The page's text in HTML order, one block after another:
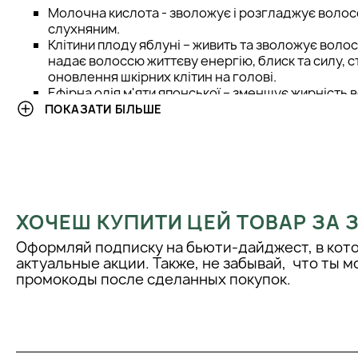
Молочна кислота - зволожує і розгладжує
слухняним.
Клітини плоду яблуні – живить та зволожує
надає волоссю життєву енергію, блиск та силу,
оновлення шкірних клітин на голові.
Ефірна олія м'яти японської – зменшує жирність
голови, полегшує свербіж, допомагає зупинити
Рекомендується використовувати у поєднанні
StaminORising. Перед використанням
1-3 піпетки продукту на чисто вимиту шкіру
проділах (на проблемні місця), відразу
ПОКАЗАТИ БІЛЬШЕ
ХОЧЕШ КУПИТИ ЦЕЙ ТОВАР ЗА
Оформляй подписку на бьюти-дайджест, в
актуальные акции. Также, не забывай, что ты
промокоды после сделанных покупок.